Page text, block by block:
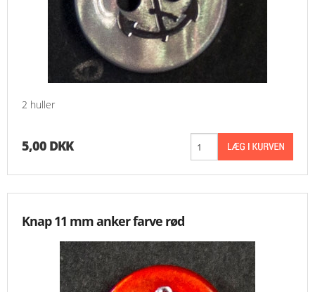
2 huller
5,00 DKK
Knap 11 mm anker farve rød